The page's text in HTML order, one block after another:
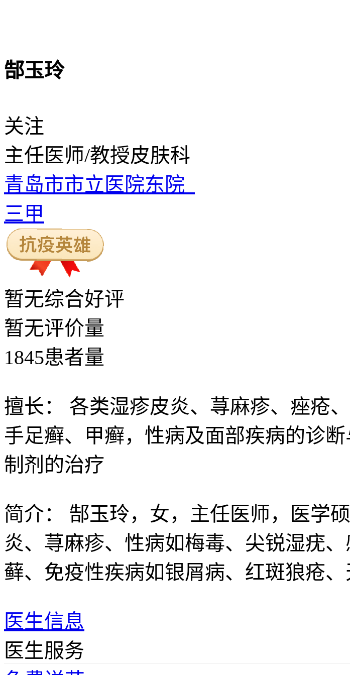
郜玉玲
关注
主任医师/教授皮肤科
青岛市市立医院东院
三甲
暂无综合好评
暂无评价量
1845患者量
擅长：
各类湿疹皮炎、荨麻疹、痤疮
手足癣、甲癣，性病及面部疾病的诊
制剂的治疗
简介：
郜玉玲，女，主任医师，医学
炎、荨麻疹、性病如梅毒、尖锐湿疣
藓、免疫性疾病如银屑病、红斑狼疮、
医生信息
医生服务